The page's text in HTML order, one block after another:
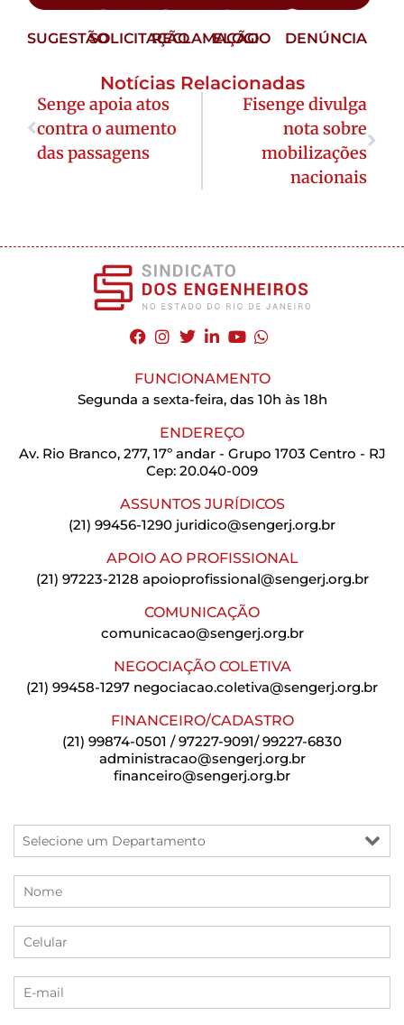
SUGESTÃOSOLICITAÇÃORECLAMAÇÃO
ELOGIO DENÚNCIA
Notícias Relacionadas
Senge apoia atos
contra o aumento
das passagens
Fisenge divulga
nota sobre
mobilizações
nacionais
FUNCIONAMENTO
Segunda a sexta-feira, das 10h às 18h
ENDEREÇO
Av. Rio Branco, 277, 17º andar - Grupo 1703 Centro - RJ
Cep: 20.040-009
ASSUNTOS JURÍDICOS
(21) 99456-1290 juridico@sengerj.org.br
APOIO AO PROFISSIONAL
(21) 97223-2128 apoioprofissional@sengerj.org.br
COMUNICAÇÃO
comunicacao@sengerj.org.br
NEGOCIAÇÃO COLETIVA
(21) 99458-1297 negociacao.coletiva@sengerj.org.br
FINANCEIRO/CADASTRO
(21) 99874-0501 / 97227-9091/ 99227-6830
administracao@sengerj.org.br
financeiro@sengerj.org.br